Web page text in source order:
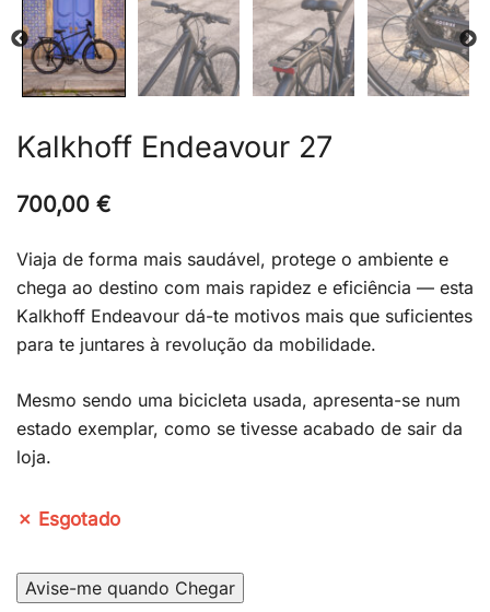
Kalkhoff Endeavour 27
700,00 €
Viaja de forma mais saudável, protege o ambiente e
chega ao destino com mais rapidez e eficiência — esta
Kalkhoff Endeavour dá-te motivos mais que suficientes
para te juntares à revolução da mobilidade.
Mesmo sendo uma bicicleta usada, apresenta-se num
estado exemplar, como se tivesse acabado de sair da
loja.
✗ Esgotado
Avise-me quando Chegar